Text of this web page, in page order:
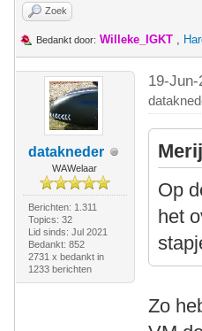
Zoek
Bedankt door: Willeke_IGKT ,
datakneder
WAWelaar
Berichten: 1.311
Topics: 32
Lid sinds: Jul 2021
Bedankt: 852
2731 x bedankt in
1233 berichten
19-Jun-
Op
het
Zo